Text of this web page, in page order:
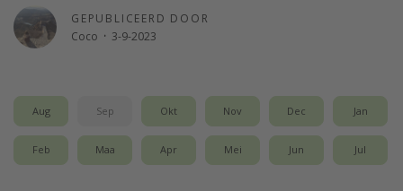
Rondreizen
Reisblog
Reiskalender
25 beste pretparken
GEPUBLICEERD DOOR
Coco · 3-9-2023
Aug Sep Okt Nov Dec Jan
Feb Maa Apr Mei Jun Jul